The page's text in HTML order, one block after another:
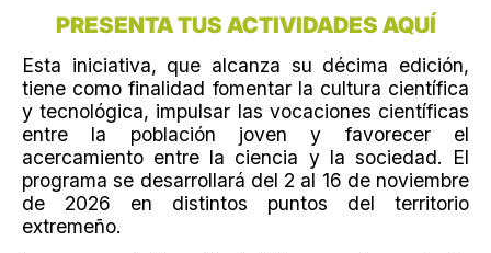
PRESENTA TUS ACTIVIDADES AQUÍ
Esta iniciativa, que alcanza su décima edición,
tiene como finalidad fomentar la cultura científica
y tecnológica, impulsar las vocaciones científicas
entre la población joven y favorecer el
acercamiento entre la ciencia y la sociedad. El
programa se desarrollará del 2 al 16 de noviembre
de 2026 en distintos puntos del territorio
extremeño.